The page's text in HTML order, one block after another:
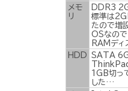
メモ
リ
DDR3 2
標準は2
たので増
OSなの
RAMデ
HDD
SATA
1GB切っ
した…